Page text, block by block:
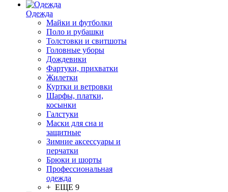
Одежда
Майки и футболки
Поло и рубашки
Толстовки и свитшоты
Головные уборы
Дождевики
Фартуки, прихватки
Жилетки
Куртки и ветровки
Шарфы, платки,
косынки
Галстуки
Маски для сна и
защитные
Зимние аксессуары и
перчатки
Брюки и шорты
Профессиональная
одежда
+ ЕЩЕ 9